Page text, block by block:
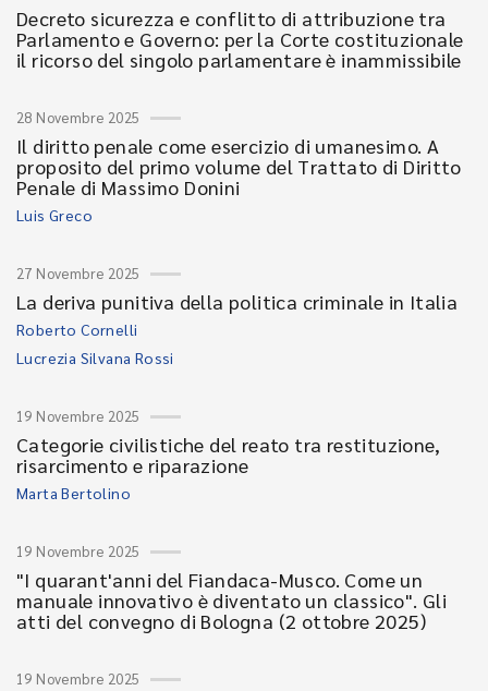
Decreto sicurezza e conflitto di attribuzione tra
Parlamento e Governo: per la Corte costituzionale
il ricorso del singolo parlamentare è inammissibile
28 Novembre 2025
Il diritto penale come esercizio di umanesimo. A
proposito del primo volume del Trattato di Diritto
Penale di Massimo Donini
Luis Greco
27 Novembre 2025
La deriva punitiva della politica criminale in Italia
Roberto Cornelli
Lucrezia Silvana Rossi
19 Novembre 2025
Categorie civilistiche del reato tra restituzione,
risarcimento e riparazione
Marta Bertolino
19 Novembre 2025
"I quarant'anni del Fiandaca-Musco. Come un
manuale innovativo è diventato un classico". Gli
atti del convegno di Bologna (2 ottobre 2025)
19 Novembre 2025